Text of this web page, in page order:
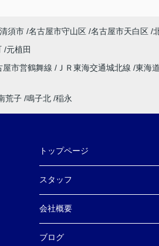
清須市 名古屋市守山区 名古屋市天白区
元植田
屋市営鶴舞線 ＪＲ東海交通城北線 東海
荒子 鳴子北 稲永
トップページ
スタッフ
会社概要
ブログ